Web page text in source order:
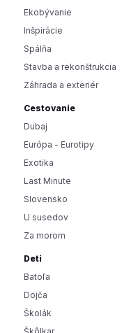
Ekobývanie
Inšpirácie
Spálňa
Stavba a rekonštrukcia
Záhrada a exteriér
Cestovanie
Dubaj
Európa - Eurotipy
Exotika
Last Minute
Slovensko
U susedov
Za morom
Deti
Batoľa
Dojča
Školák